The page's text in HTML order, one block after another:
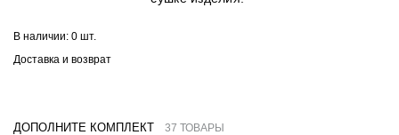
В наличии: 0 шт.
Доставка и возврат
ДОПОЛНИТЕ КОМПЛЕКТ 37 ТОВАРЫ